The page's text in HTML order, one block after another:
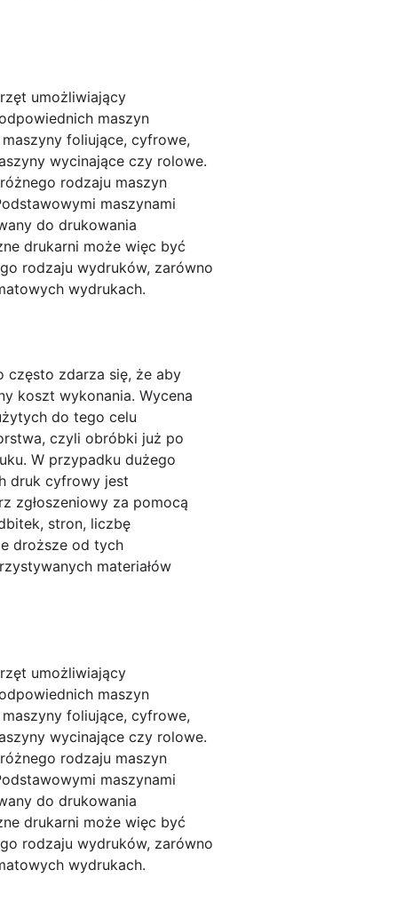
umożliwiający
maszyn
foliujące, cyfrowe,
wycinające czy rolowe.
rodzaju maszyn
maszynami
do drukowania
drukarni może więc być
rodzaju wydruków, zarówno
wydrukach.
często zdarza się, że aby
koszt wykonania. Wycena
do tego celu
czyli obróbki już po
W przypadku dużego
druk cyfrowy jest
zgłoszeniowy za pomocą
stron, liczbę
droższe od tych
materiałów
umożliwiający
maszyn
foliujące, cyfrowe,
wycinające czy rolowe.
rodzaju maszyn
maszynami
do drukowania
drukarni może więc być
rodzaju wydruków, zarówno
wydrukach.